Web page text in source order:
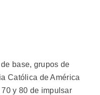
base, grupos de
Católica de América
y 80 de impulsar